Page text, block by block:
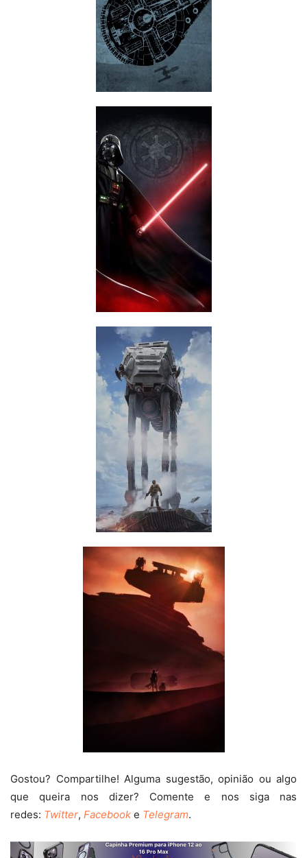
Gostou? Compartilhe! Alguma sugestão, opinião ou algo
que queira nos dizer? Comente e nos siga nas
redes: Twitter, Facebook e Telegram.